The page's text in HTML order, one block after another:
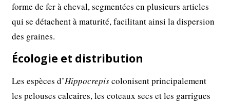
forme de fer à cheval, segmentées en plusieurs articles
qui se détachent à maturité, facilitant ainsi la dispersion
des graines.
Écologie et distribution
Les espèces d’Hippocrepiscolonisent principalement
les pelouses calcaires, les coteaux secs et les garrigues